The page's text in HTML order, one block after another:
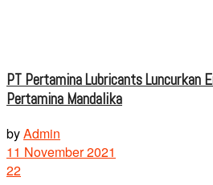
PT Pertamina Lubricants Luncurkan
Pertamina Mandalika
byAdmin
11 November 2021
22